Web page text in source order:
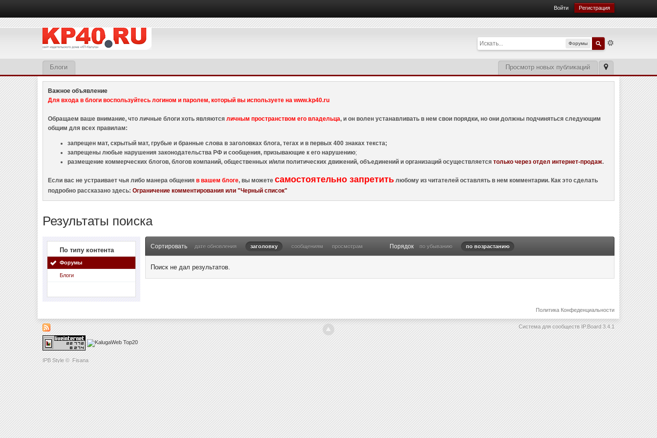
IPB Style © Fisana
Войти Регистрация
Форумы
Просмотр новых публикаций
Блоги
Важное объявление
Для входа в блоги воспользуйтесь логином и паролем, который вы используете на www.kp40.ru
Обращаем ваше внимание, что личные блоги хоть являютсяличным пространством его владельца, и он волен устанавливать в нем свои порядки, но они должны подчиняться следующим
общим для всех правилам:
запрещен мат, скрытый мат, грубые и бранные слова в заголовках блога, тегах и в первых 400 знаках текста;
запрещены любые нарушения законодательства РФ и сообщения, призывающие к его нарушению;
размещение коммерческих блогов, блогов компаний, общественных и/или политических движений, объединений и организаций осуществляетсятолько через отдел интернет-продаж.
Если вас не устраивает чья либо манера общенияв вашем блоге, вы можетесамостоятельно запретить любому из читателей оставлять в нем комментарии. Как это сделать
подробно рассказано здесь:Ограничение комментирования или "Черный список"
Результаты поиска
По типу контента
Форумы
Блоги
Сортировать дате обновления заголовку сообщениям просмотрам Порядок по убыванию по возрастанию
Поиск не дал результатов.
Политика Конфеденциальности
Система для сообществ IP.Board 3.4.1